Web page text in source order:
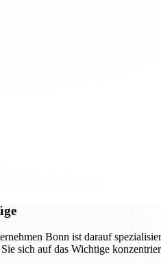
Bonn ist darauf
sich auf das Wichtige